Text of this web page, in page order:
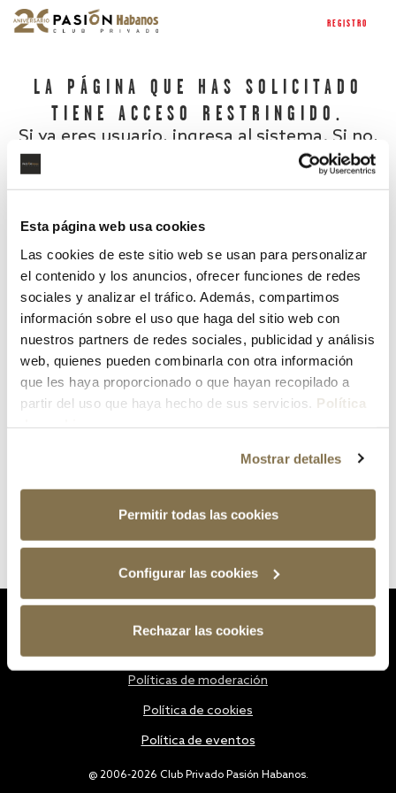
Esta página web usa cookies
Las cookies de este sitio web se usan para personalizar
el contenido y los anuncios, ofrecer funciones de redes
sociales y analizar el tráfico. Además, compartimos
información sobre el uso que haga del sitio web con
nuestros partners de redes sociales, publicidad y análisis
web, quienes pueden combinarla con otra información
que les haya proporcionado o que hayan recopilado a
partir del uso que haya hecho de sus servicios. Política
Mostrar detalles
Permitir todas las cookies
Configurar las cookies
Rechazar las cookies
REGISTRO
LA PÁGINA QUE HAS SOLICITADO
TIENE ACCESO RESTRINGIDO.
Si ya eres usuario, ingresa al sistema. Si no,
¿Has olvidado tu contraseña?
@ 2006-2026 Club Privado Pasión Habanos.
Políticas de moderación
Política de cookies
Política de eventos